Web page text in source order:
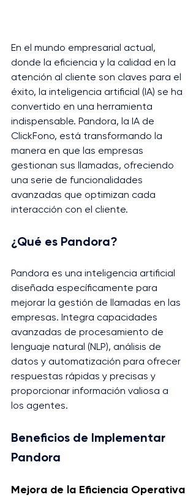
En el mundo empresarial actual,
donde la eficiencia y la calidad en la
atención al cliente son claves para el
éxito, la inteligencia artificial (IA) se ha
convertido en una herramienta
indispensable. Pandora, la IA de
ClickFono, está transformando la
manera en que las empresas
gestionan sus llamadas, ofreciendo
una serie de funcionalidades
avanzadas que optimizan cada
interacción con el cliente.
¿Qué es Pandora?
Pandora es una inteligencia artificial
diseñada específicamente para
mejorar la gestión de llamadas en las
empresas. Integra capacidades
avanzadas de procesamiento de
lenguaje natural (NLP), análisis de
datos y automatización para ofrecer
respuestas rápidas y precisas y
proporcionar información valiosa a
los agentes​.
Beneficios de Implementar
Pandora
Mejora de la Eficiencia Operativa